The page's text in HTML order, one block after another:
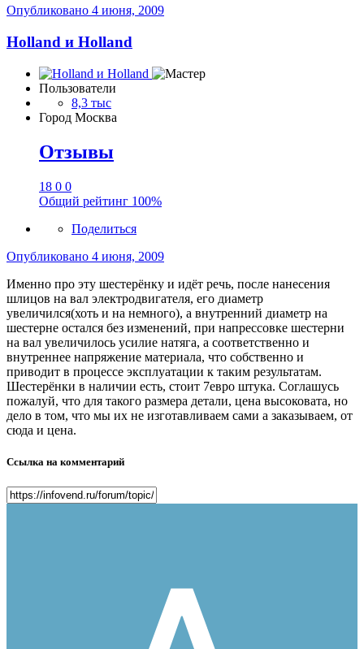
Опубликовано 4 июня, 2009
Holland и Holland
Пользователи
8,3 тыс
Город Москва
Отзывы
18 0 0
Общий рейтинг 100%
Поделиться
Опубликовано 4 июня, 2009
Именно про эту шестерёнку и идёт речь, после нанесения
шлицов на вал электродвигателя, его диаметр
увеличился(хоть и на немного), а внутренний диаметр на
шестерне остался без изменений, при напрессовке шестерни
на вал увеличилось усилие натяга, а соответственно и
внутреннее напряжение материала, что собственно и
приводит в процессе эксплуатации к таким результатам.
Шестерёнки в наличии есть, стоит 7евро штука. Соглашусь
пожалуй, что для такого размера детали, цена высоковата, но
дело в том, что мы их не изготавливаем сами а заказываем, от
сюда и цена.
Ссылка на комментарий